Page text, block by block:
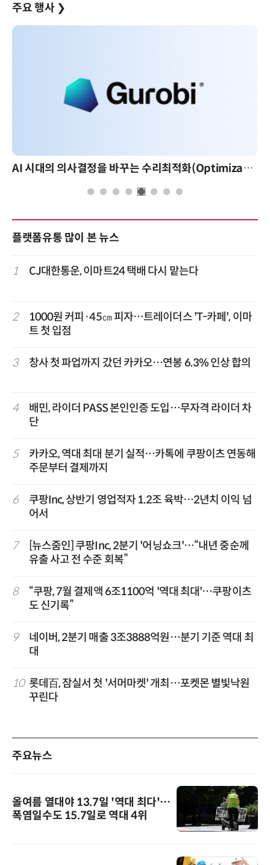
주요 행사 ❯
AI 시대의 의사결정을 바꾸는 수리최적화(Optimization): 실제 산업 적용 사례와 활용 전략
플랫폼유통 많이 본 뉴스
1 CJ대한통운, 이마트24 택배 다시 맡는다
2
1000원 커피·45㎝ 피자…트레이더스 'T-카페', 이마
트 첫 입점
3 창사 첫 파업까지 갔던 카카오…연봉 6.3% 인상 합의
4
배민, 라이더 PASS 본인인증 도입…무자격 라이더 차
단
5
카카오, 역대 최대 분기 실적…카톡에 쿠팡이츠 연동해
주문부터 결제까지
6
쿠팡Inc, 상반기 영업적자 1.2조 육박…2년치 이익 넘
어서
7
[뉴스줌인] 쿠팡Inc, 2분기 '어닝쇼크'…“내년 중순께
유출 사고 전 수준 회복”
8
“쿠팡, 7월 결제액 6조1100억 '역대 최대'…쿠팡이츠
도 신기록”
9
네이버, 2분기 매출 3조3888억원…분기 기준 역대 최
대
10 롯데百, 잠실서 첫 '서머마켓' 개최…포켓몬 별빛낙원
꾸린다
주요뉴스
올여름 열대야 13.7일 '역대 최다'…
폭염일수도 15.7일로 역대 4위